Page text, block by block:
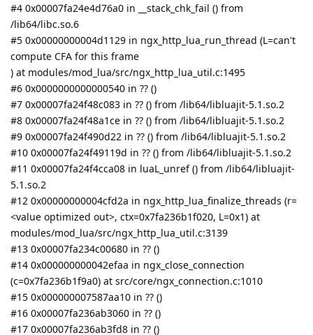
#4 0x00007fa24e4d76a0 in __stack_chk_fail () from
/lib64/libc.so.6
#5 0x00000000004d1129 in ngx_http_lua_run_thread (L=can't
compute CFA for this frame
) at modules/mod_lua/src/ngx_http_lua_util.c:1495
#6 0x0000000000000540 in ?? ()
#7 0x00007fa24f48c083 in ?? () from /lib64/libluajit-5.1.so.2
#8 0x00007fa24f48a1ce in ?? () from /lib64/libluajit-5.1.so.2
#9 0x00007fa24f490d22 in ?? () from /lib64/libluajit-5.1.so.2
#10 0x00007fa24f49119d in ?? () from /lib64/libluajit-5.1.so.2
#11 0x00007fa24f4cca08 in luaL_unref () from /lib64/libluajit-
5.1.so.2
#12 0x00000000004cfd2a in ngx_http_lua_finalize_threads (r=
<value optimized out>, ctx=0x7fa236b1f020, L=0x1) at
modules/mod_lua/src/ngx_http_lua_util.c:3139
#13 0x00007fa234c00680 in ?? ()
#14 0x000000000042efaa in ngx_close_connection
(c=0x7fa236b1f9a0) at src/core/ngx_connection.c:1010
#15 0x000000007587aa10 in ?? ()
#16 0x00007fa236ab3060 in ?? ()
#17 0x00007fa236ab3fd8 in ?? ()